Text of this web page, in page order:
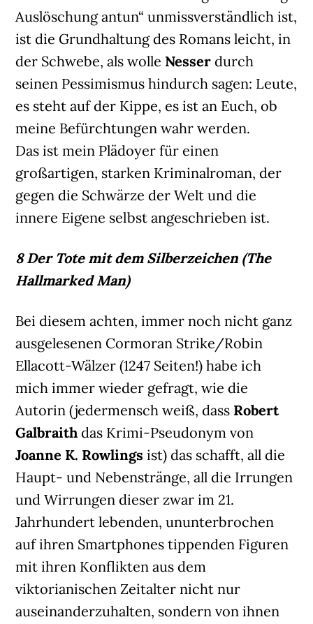
Auslöschung antun“ unmissverständlich ist,
ist die Grundhaltung des Romans leicht, in
der Schwebe, als wolle Nesserdurch
seinen Pessimismus hindurch sagen: Leute,
es steht auf der Kippe, es ist an Euch, ob
meine Befürchtungen wahr werden.
Das ist mein Plädoyer für einen
großartigen, starken Kriminalroman, der
gegen die Schwärze der Welt und die
innere Eigene selbst angeschrieben ist.
8 Der Tote mit dem Silberzeichen (The
Hallmarked Man)
Bei diesem achten, immer noch nicht ganz
ausgelesenen Cormoran Strike/Robin
Ellacott-Wälzer (1247 Seiten!) habe ich
mich immer wieder gefragt, wie die
Autorin (jedermensch weiß, dass Robert
Galbraith das Krimi-Pseudonym von
Joanne K. Rowlings ist) das schafft, all die
Haupt- und Nebenstränge, all die Irrungen
und Wirrungen dieser zwar im 21.
Jahrhundert lebenden, ununterbrochen
auf ihren Smartphones tippenden Figuren
mit ihren Konflikten aus dem
viktorianischen Zeitalter nicht nur
auseinanderzuhalten, sondern von ihnen